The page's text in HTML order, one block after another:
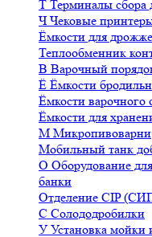
Т Терминалы сбора
ЧЧековые
Ёмкости для
Теплообменник
В Варочный
Ё Ёмкости
Ёмкости варочного
Ёмкости для
М Микропивоварни
Мобильный танк
О Оборудование
банки
Отделение CIP
С Солододробилки
У Установка мойки